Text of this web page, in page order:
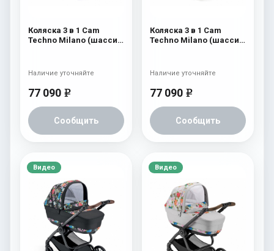
Коляска 3 в 1 Cam
Techno Milano (шасси
77 090 e
Сообщить
Наличие уточняйте
Коляска 3 в 1 Cam
Techno Milano (шасси
77 090 e
Сообщить
Наличие уточняйте
Видео Видео